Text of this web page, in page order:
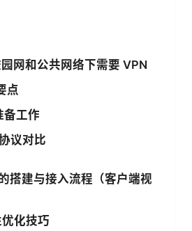
网和公共网络下需要 VPN
点
备工作
议对比
搭建与接入流程（客户端视
化技巧